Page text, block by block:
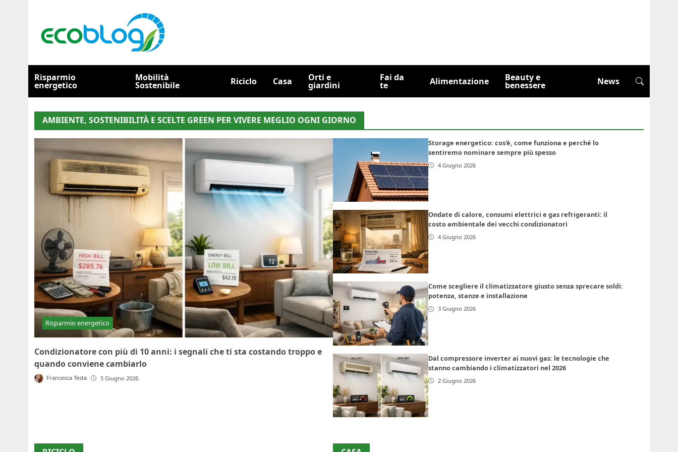
Risparmio
energetico
Mobilità
Sostenibile Riciclo Casa Orti e
giardini
Fai da
te Alimentazione Beauty e
benessere News
AMBIENTE, SOSTENIBILITÀ E SCELTE GREEN PER VIVERE MEGLIO OGNI GIORNO
Risparmio energetico
Condizionatore con più di 10 anni: i segnali che ti sta costando troppo e
quando conviene cambiarlo
Francesca Testa 5 Giugno 2026
Storage energetico: cos'è, come funziona e perché lo
sentiremo nominare sempre più spesso
4 Giugno 2026
Ondate di calore, consumi elettrici e gas refrigeranti: il
costo ambientale dei vecchi condizionatori
4 Giugno 2026
Come scegliere il climatizzatore giusto senza sprecare soldi:
potenza, stanze e installazione
3 Giugno 2026
Dal compressore inverter ai nuovi gas: le tecnologie che
stanno cambiando i climatizzatori nel 2026
2 Giugno 2026